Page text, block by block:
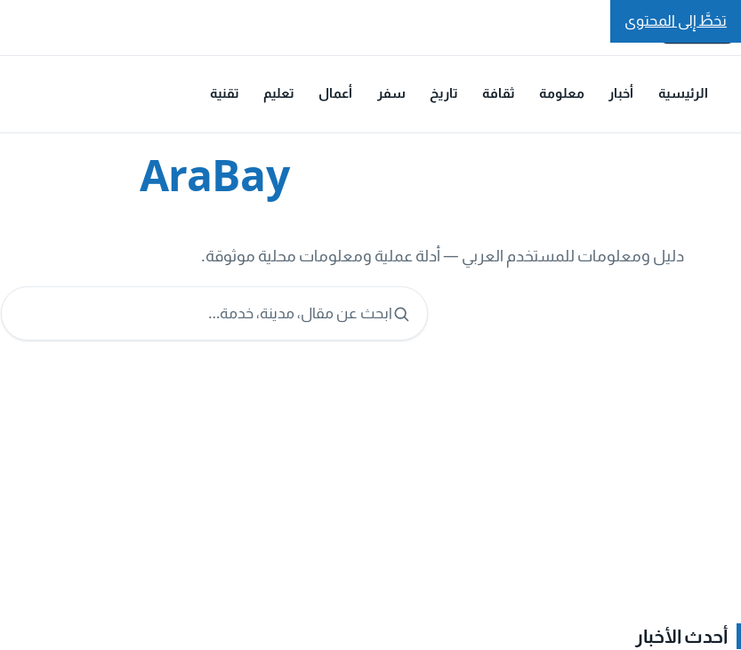
تخطَّ إلى المحتوى
الرئيسية أخبار معلومة ثقافة تاريخ سفر أعمال تعليم تقنية
AraBay
دليل ومعلومات للمستخدم العربي — أدلة عملية ومعلومات محلية موثوقة.
ابحث عن مقال، مدينة، خدمة…
أحدث الأخبار